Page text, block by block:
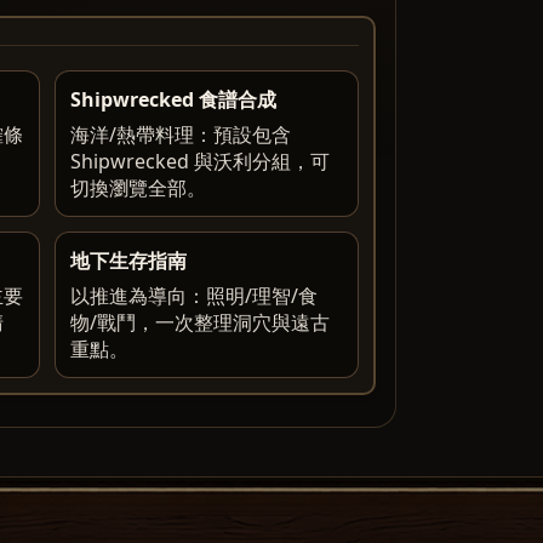
Shipwrecked 食譜合成
海洋/熱帶料理：預設包含
Shipwrecked 與沃利分組，可
切換瀏覽全部。
地下生存指南
以推進為導向：照明/理智/食
物/戰鬥，一次整理洞穴與遠古
重點。